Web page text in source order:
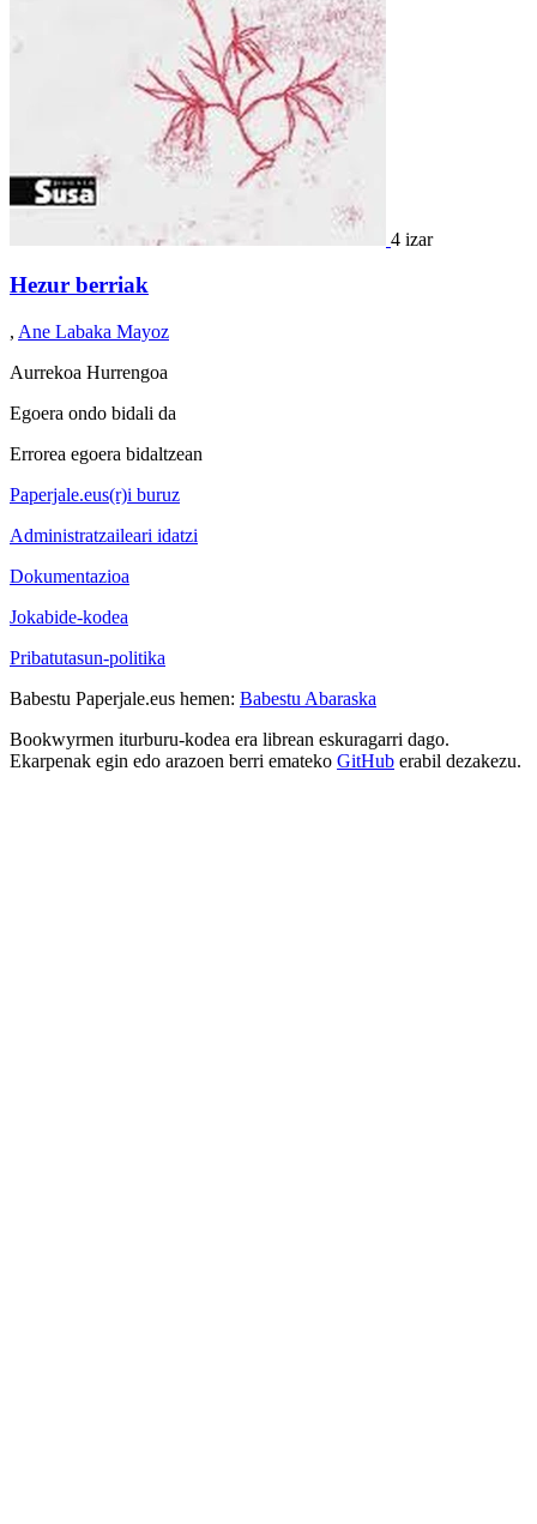
4 izar
Hezur berriak
, Ane Labaka Mayoz
Aurrekoa Hurrengoa
Egoera ondo bidali da
Errorea egoera bidaltzean
Paperjale.eus(r)i buruz
Administratzaileari idatzi
Dokumentazioa
Jokabide-kodea
Pribatutasun-politika
Babestu Paperjale.eus hemen: Babestu Abaraska
Bookwyrmen iturburu-kodea era librean eskuragarri dago.
Ekarpenak egin edo arazoen berri emateko GitHub erabil dezakezu.